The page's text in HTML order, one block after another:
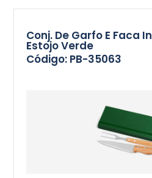
Conj. De Garfo E Faca
Estojo Verde
Código: PB-35063